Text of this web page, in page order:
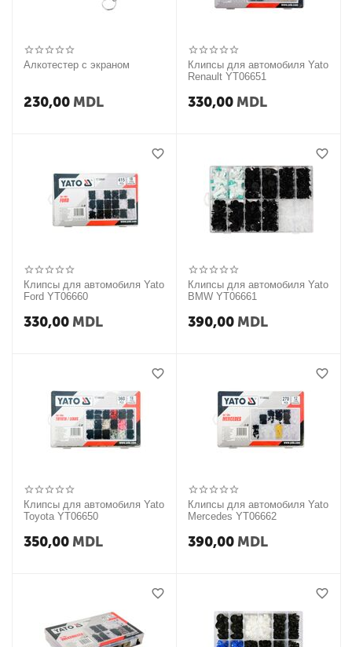
Алкотестер с экраном
230,00 MDL
Клипсы для автомобиля Yato
Renault YT06651
330,00 MDL
Клипсы для автомобиля Yato
Ford YT06660
330,00 MDL
Клипсы для автомобиля Yato
BMW YT06661
390,00 MDL
Клипсы для автомобиля Yato
Toyota YT06650
350,00 MDL
Клипсы для автомобиля Yato
Mercedes YT06662
390,00 MDL